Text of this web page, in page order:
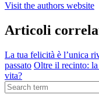
Visit the authors website
Articoli
La tua felicità è l’unica
passato Oltre il recinto:
vita?